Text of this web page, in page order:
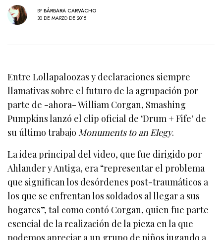
BY BÁRBARA CARVACHO
30 DE MARZO DE 2015
Entre Lollapaloozas y declaraciones siempre
llamativas sobre el futuro de la agrupación por
parte de -ahora- William Corgan, Smashing
Pumpkins lanzó el clip oficial de ‘Drum + Fife’ de
su último trabajo Monuments to an Elegy.
La idea principal del video, que fue dirigido por
Ahlander y Antiga, era “representar el problema
que significan los desórdenes post-traumáticos a
los que se enfrentan los soldados al llegar a sus
hogares”, tal como contó Corgan, quien fue parte
esencial de la realización de la pieza en la que
podemos apreciar a un grupo de niños jugando a